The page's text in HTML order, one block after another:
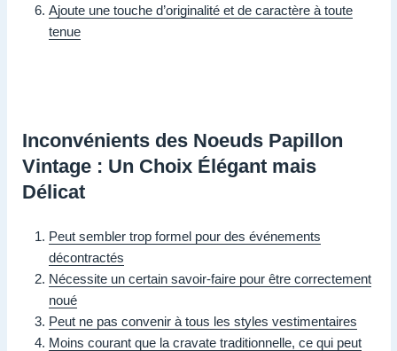
Ajoute une touche d’originalité et de caractère à toute
tenue
Inconvénients des Noeuds Papillon
Vintage : Un Choix Élégant mais
Délicat
Peut sembler trop formel pour des événements
décontractés
Nécessite un certain savoir-faire pour être correctement
noué
Peut ne pas convenir à tous les styles vestimentaires
Moins courant que la cravate traditionnelle, ce qui peut